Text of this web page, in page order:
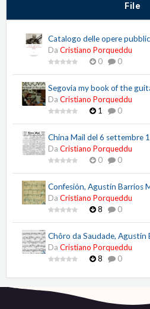
File
Catalogo delle opere
Da Cristiano Porqueddu
0
0
Segovia my book of the
Da Cristiano Porqueddu
1
0
China Mail del 6 settembre
Da Cristiano Porqueddu
0
0
Confesión, Agustín Barrios
Da Cristiano Porqueddu
8
0
Chôro da Saudade, Agustín
Da Cristiano Porqueddu
8
0